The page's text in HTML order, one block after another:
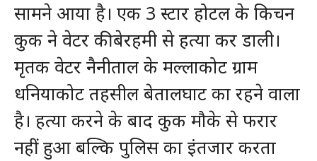
सामने आया है। एक 3 स्टार होटल के किचन
कुक ने वेटर की बेरहमी से हत्या कर डाली।
मृतक वेटर नैनीताल के मल्लाकोट ग्राम
धनियाकोट तहसील बेतालघाट का रहने वाला
है। हत्या करने के बाद कुक मौके से फरार
नहीं हुआ बल्कि पुलिस का इंतजार करता